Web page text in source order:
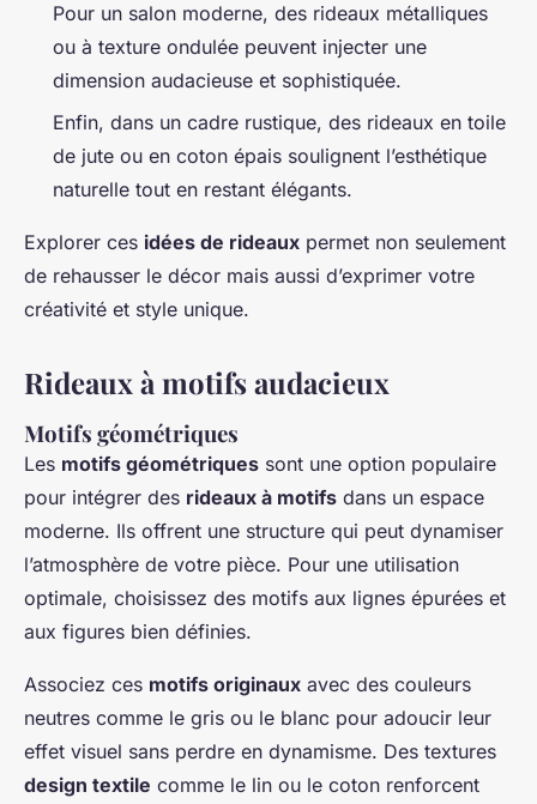
Pour un salon moderne, des rideaux métalliques
ou à texture ondulée peuvent injecter une
dimension audacieuse et sophistiquée.
Enfin, dans un cadre rustique, des rideaux en toile
de jute ou en coton épais soulignent l’esthétique
naturelle tout en restant élégants.
Explorer ces idées de rideaux permet non seulement
de rehausser le décor mais aussi d’exprimer votre
créativité et style unique.
Rideaux à motifs audacieux
Motifs géométriques
Les motifs géométriques sont une option populaire
pour intégrer des rideaux à motifs dans un espace
moderne. Ils offrent une structure qui peut dynamiser
l’atmosphère de votre pièce. Pour une utilisation
optimale, choisissez des motifs aux lignes épurées et
aux figures bien définies.
Associez ces motifs originaux avec des couleurs
neutres comme le gris ou le blanc pour adoucir leur
effet visuel sans perdre en dynamisme. Des textures
design textile comme le lin ou le coton renforcent